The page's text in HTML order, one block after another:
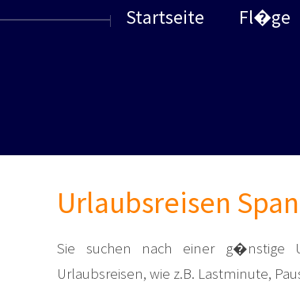
Startseite Fl�ge
Urlaubsreisen
Sie suchen nach einer g�nstige
Urlaubsreisen, wie z.B. Lastminute,